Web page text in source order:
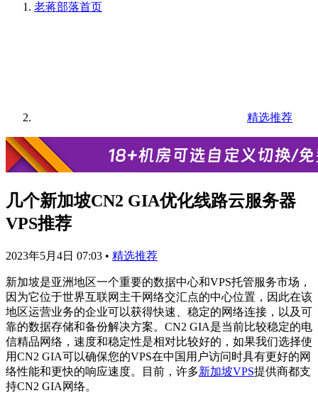
老蒋部落首页
精选推荐
几个新加坡CN2 GIA优化线路云服务器
VPS推荐
2023年5月4日 07:03 • 精选推荐
新加坡是亚洲地区一个重要的数据中心和VPS托管服务市场，
因为它位于世界互联网主干网络交汇点的中心位置，因此在该
地区运营业务的企业可以获得快速、稳定的网络连接，以及可
靠的数据存储和备份解决方案。CN2 GIA是当前比较稳定的电
信精品网络，速度和稳定性是相对比较好的，如果我们选择使
用CN2 GIA可以确保您的VPS在中国用户访问时具有更好的网
络性能和更快的响应速度。目前，许多新加坡VPS提供商都支
持CN2 GIA网络。